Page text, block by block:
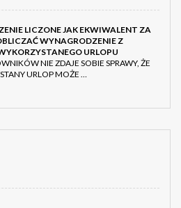
LICZONE JAK EKWIWALENT ZA
WYNAGRODZENIE Z
URLOPU
NIE ZDAJE SOBIE SPRAWY, ŻE
URLOP MOŻE …